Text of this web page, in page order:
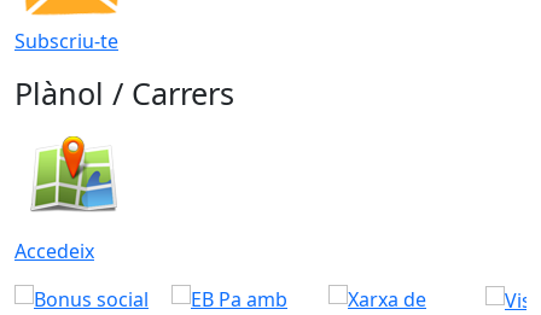
Subscriu-te
Plànol / Carrers
Accedeix